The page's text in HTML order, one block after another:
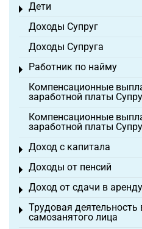
Дети
Toggle menu
Доходы Супруг
Доходы Супруга
Работник по найму
Toggle menu
Компенсационные
заработной платы
Компенсационные
заработной платы
Доход с капитала
Toggle menu
Доходы от пенсий
Toggle menu
Доход от сдачи в аренду
Toggle menu
Трудовая деятельность
самозанятого лица
Toggle menu